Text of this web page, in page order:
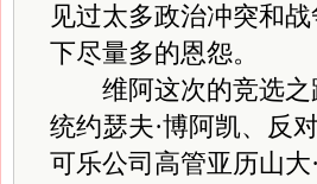
见过太多政治冲突和
下尽量多的恩怨。
维阿这次的竞选之
统约瑟夫·博阿凯、反
可乐公司高管亚历山